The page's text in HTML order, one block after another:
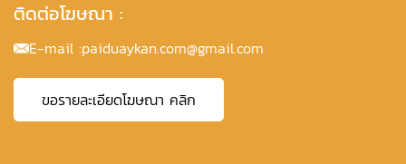
ติดต่อโฆษณา :
E-mail :paiduaykan.com@gmail.com
ขอรายละเอียดโฆษณา คลิก